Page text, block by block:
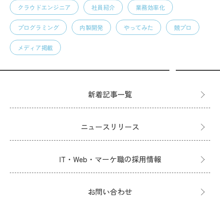
クラウドエンジニア 社員紹介 業務効率化
プログラミング 内製開発 やってみた 競プロ
メディア掲載
新着記事一覧
ニュースリリース
IT・Web・マーケ職の採用情報
お問い合わせ